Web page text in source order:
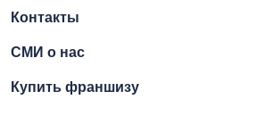
Контакты
СМИ о нас
Купить франшизу